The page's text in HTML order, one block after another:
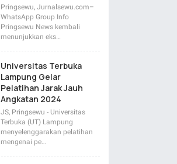
Pringsewu, Jurnalsewu.com–
WhatsApp Group Info
Pringsewu News kembali
menunjukkan eks…
Universitas Terbuka
Lampung Gelar
Pelatihan Jarak Jauh
Angkatan 2024
JS, Pringsewu - Universitas
Terbuka (UT) Lampung
menyelenggarakan pelatihan
mengenai pe…